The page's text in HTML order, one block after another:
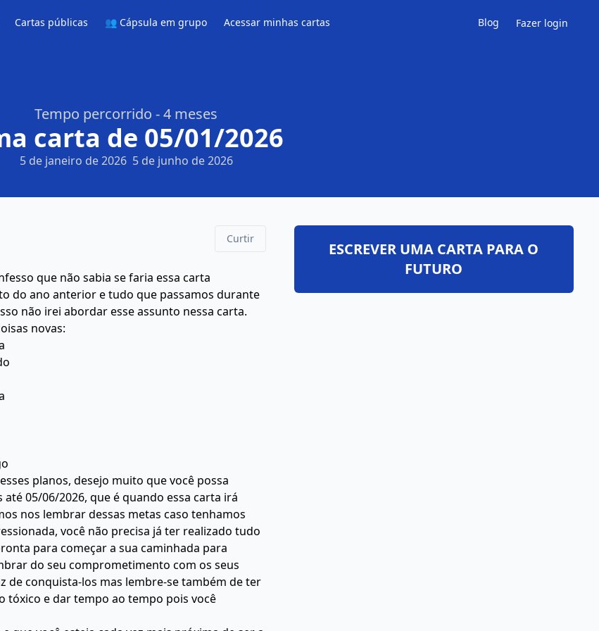
Cartas públicas 👥 Cápsula em grupo Acessar minhas cartas Blog Fazer login
Tempo percorrido - 4 meses
carta de 05/01/2026
5 de janeiro de 2026 5 de junho de 2026
Curtir
que não sabia se faria essa carta
do ano anterior e tudo que passamos durante
não irei abordar esse assunto nessa carta.
novas:
planos, desejo muito que você possa
05/06/2026, que é quando essa carta irá
nos lembrar dessas metas caso tenhamos
você não precisa já ter realizado tudo
para começar a sua caminhada para
do seu comprometimento com os seus
de conquista-los mas lembre-se também de ter
tóxico e dar tempo ao tempo pois você
ESCREVER UMA CARTA PARA O
FUTURO